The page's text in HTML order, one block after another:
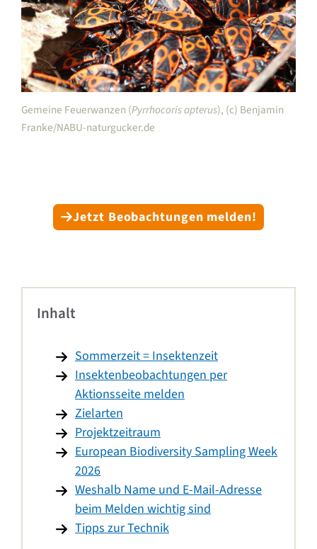
Gemeine Feuerwanzen (Pyrrhocoris apterus), (c) Benjamin
Franke/NABU-naturgucker.de
Jetzt Beobachtungen melden!
Inhalt
Sommerzeit = Insektenzeit
Insektenbeobachtungen per
Aktionsseite melden
Zielarten
Projektzeitraum
European Biodiversity Sampling Week
2026
Weshalb Name und E-Mail-Adresse
beim Melden wichtig sind
Tipps zur Technik